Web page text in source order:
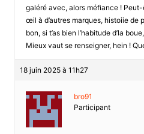
galéré avec, alors méfiance !
œil à d’autres marques, histoiie de
bon, si t’as bien l’habitude d’la
Mieux vaut se renseigner, hein !
18 juin 2025 à 11h27
bro91
Participant